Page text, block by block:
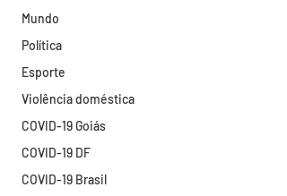
Mundo
Política
Esporte
Violência doméstica
COVID-19 Goiás
COVID-19 DF
COVID-19 Brasil